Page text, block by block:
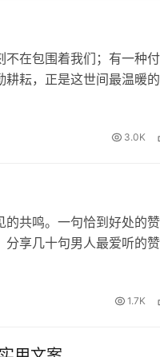
在包围着我们；有一种
耘，正是这世间最温暖的
3.0K
的共鸣。一句恰到好处的赞
分享几十句男人最爱听的
1.7K